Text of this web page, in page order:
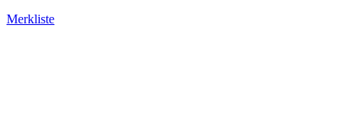
Merkliste